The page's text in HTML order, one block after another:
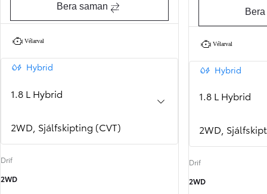
Bera saman
Vélarval
Hybrid
1.8 L Hybrid
2WD, Sjálfskipting (CVT)
Drif
2WD
Vélarval
Hybrid
1.8 L Hybrid
2WD,
Drif
2WD